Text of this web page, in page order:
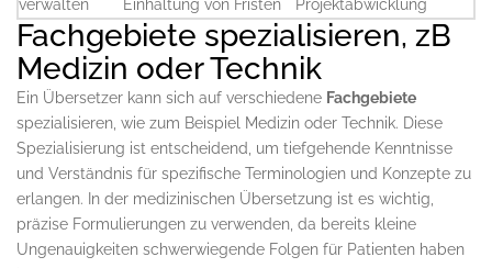
verwalten Einhaltung von Fristen Projektabwicklung
Fachgebiete spezialisieren, zB
Medizin oder Technik
Ein Übersetzer kann sich auf verschiedene Fachgebiete
spezialisieren, wie zum Beispiel Medizin oder Technik. Diese
Spezialisierung ist entscheidend, um tiefgehende Kenntnisse
und Verständnis für spezifische Terminologien und Konzepte zu
erlangen. In der medizinischen Übersetzung ist es wichtig,
präzise Formulierungen zu verwenden, da bereits kleine
Ungenauigkeiten schwerwiegende Folgen für Patienten haben